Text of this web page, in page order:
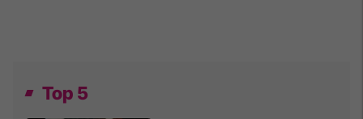
Top 5